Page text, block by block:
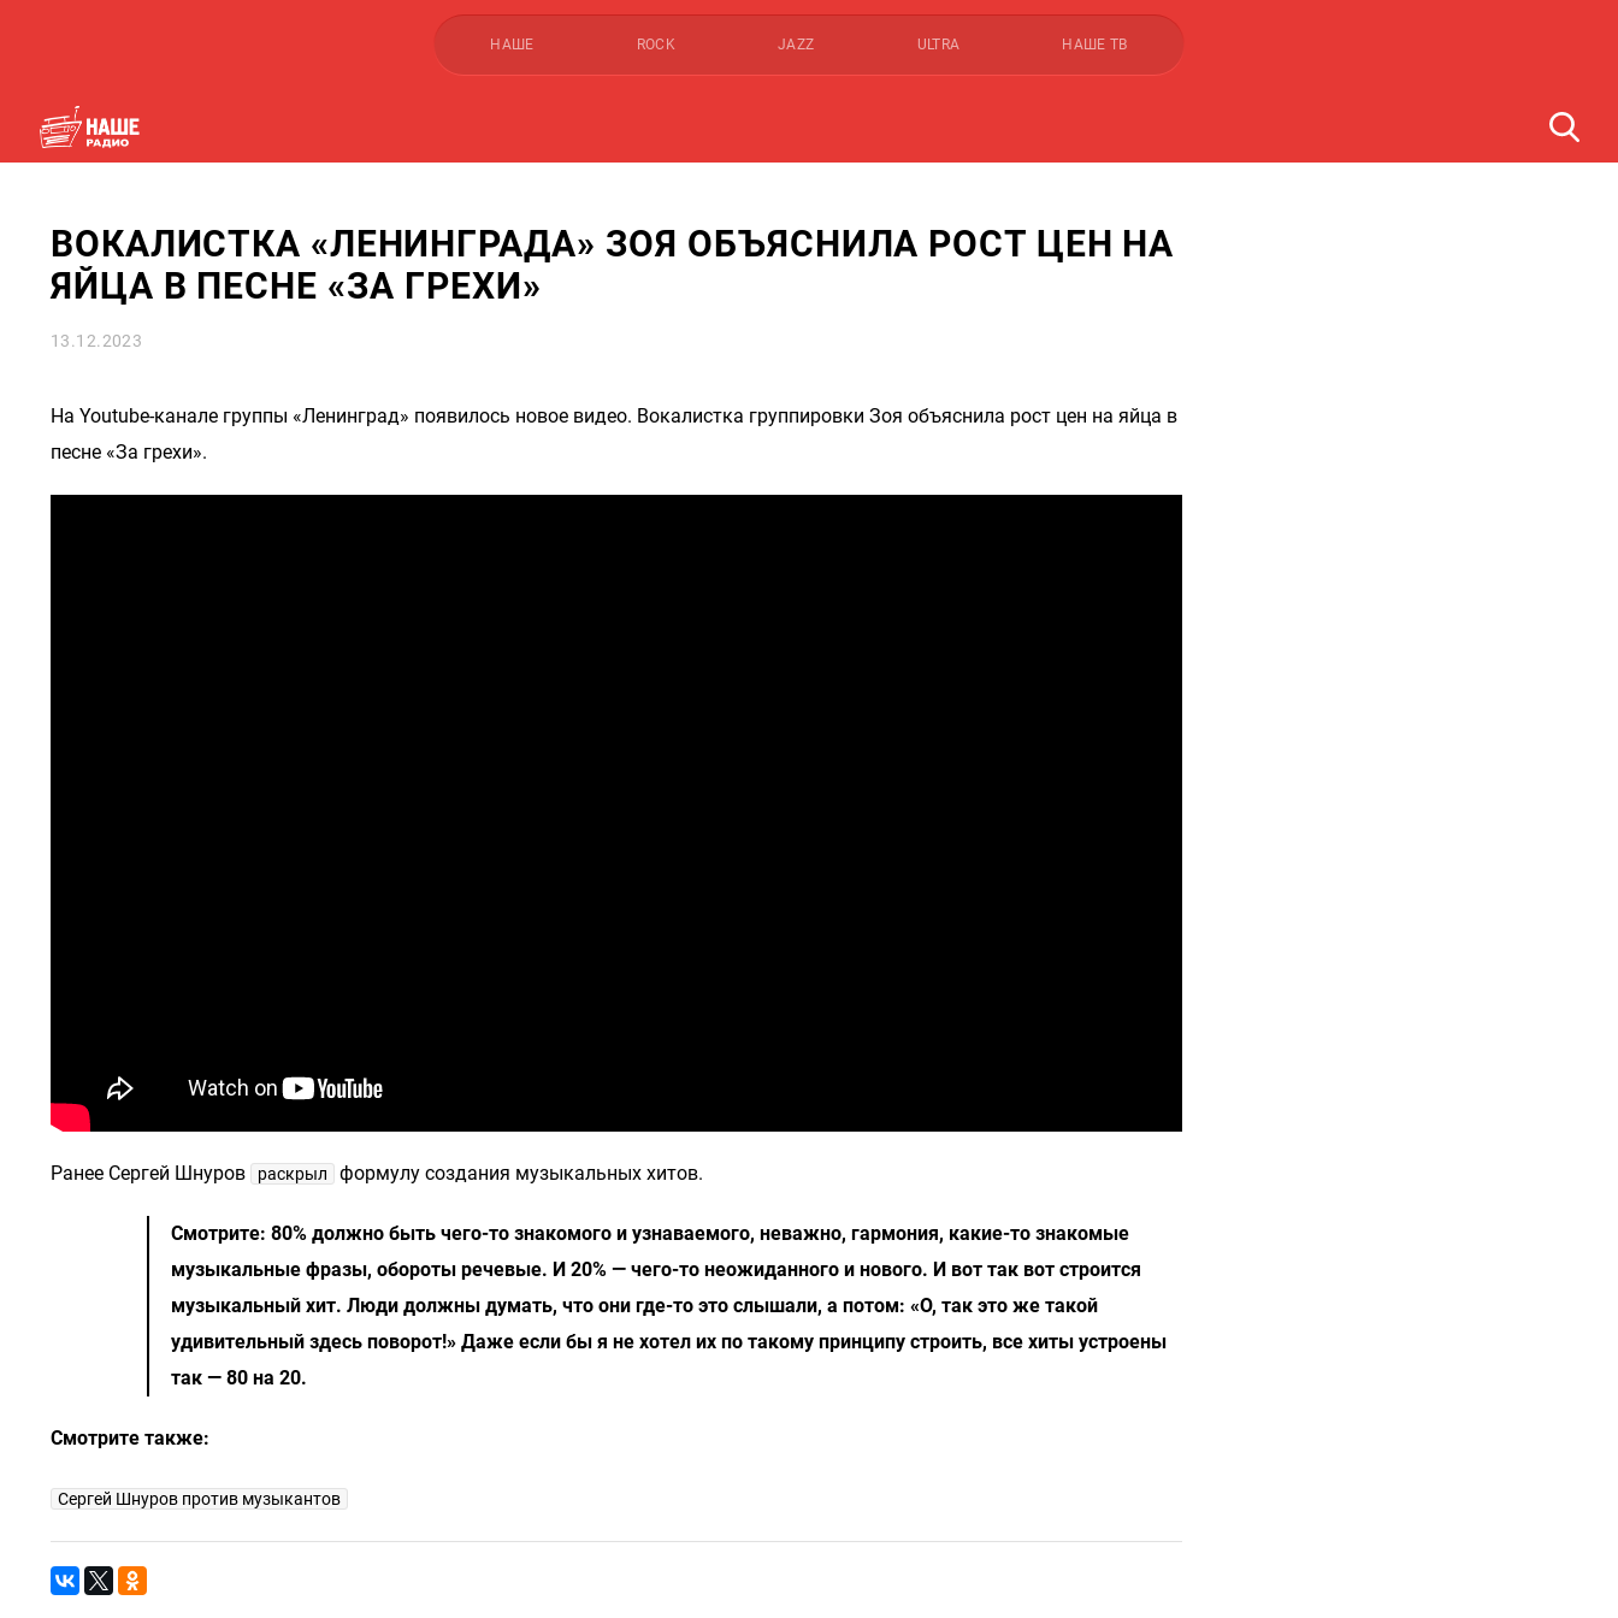
НАШЕ ROCK JAZZ ULTRA НАШЕ ТВ
ВОКАЛИСТКА «ЛЕНИНГРАДА» ЗОЯ ОБЪЯСНИЛА РОСТ ЦЕН НА
ЯЙЦА В ПЕСНЕ «ЗА ГРЕХИ»
13.12.2023
На Youtube-канале группы «Ленинград» появилось новое видео. Вокалистка группировки Зоя объяснила рост цен на яйца в
песне «За грехи».
Ранее Сергей Шнуров раскрыл формулу создания музыкальных хитов.
Смотрите: 80% должно быть чего-то знакомого и узнаваемого, неважно, гармония, какие-то знакомые
музыкальные фразы, обороты речевые. И 20% — чего-то неожиданного и нового. И вот так вот строится
музыкальный хит. Люди должны думать, что они где-то это слышали, а потом: «О, так это же такой
удивительный здесь поворот!» Даже если бы я не хотел их по такому принципу строить, все хиты устроены
так — 80 на 20.
Смотрите также:
Сергей Шнуров против музыкантов